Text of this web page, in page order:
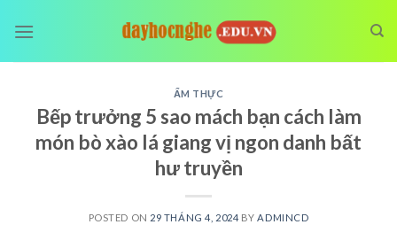
ẨM THỰC
Bếp trưởng 5 sao mách bạn cách làm
món bò xào lá giang vị ngon danh bất
hư truyền
POSTED ON 29 THÁNG 4, 2024 BY ADMINCD